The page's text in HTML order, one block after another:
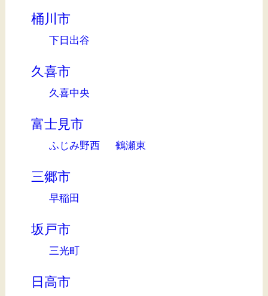
桶川市
下日出谷
久喜市
久喜中央
富士見市
ふじみ野西 鶴瀬東
三郷市
早稲田
坂戸市
三光町
日高市